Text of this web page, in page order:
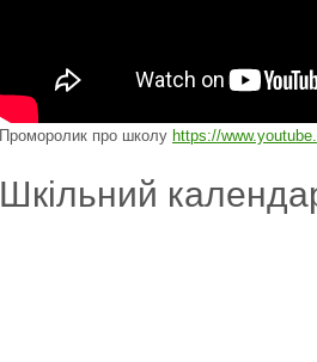
Проморолик про школу https://
Шкільний